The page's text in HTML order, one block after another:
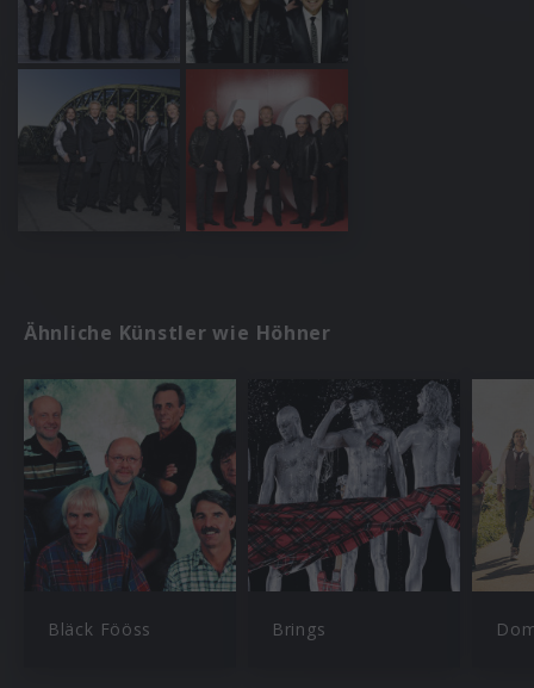
Ähnliche Künstler wie Höhner
Bläck Fööss Brings